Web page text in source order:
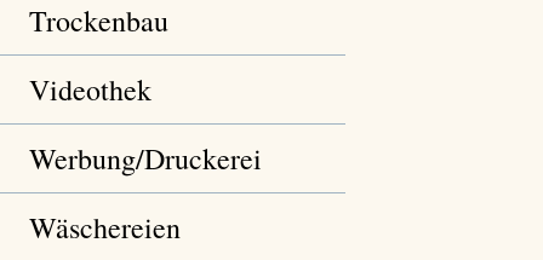
Trockenbau
Videothek
Werbung/Druckerei
Wäschereien